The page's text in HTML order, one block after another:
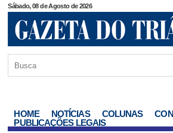
Sábado, 08 de Agosto de 2026
HOME NOTÍCIAS COLUNAS
PUBLICAÇÕES LEGAIS